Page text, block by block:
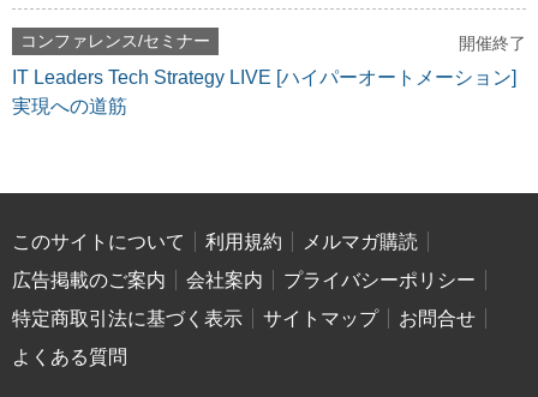
コンファレンス/セミナー 開催終了
IT Leaders Tech Strategy LIVE [ハイパーオートメーション]
実現への道筋
このサイトについて 利用規約
メルマガ購読
広告掲載のご案内
会社案内
プライバシーポリシー
特定商取引法に基づく表示
サイトマップ
お問合せ
よくある質問